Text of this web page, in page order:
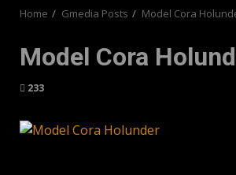
Home Gmedia Posts Model Cora
Model Cora
233